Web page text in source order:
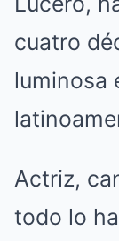
cuatro
luminosa
Actriz,
todo lo